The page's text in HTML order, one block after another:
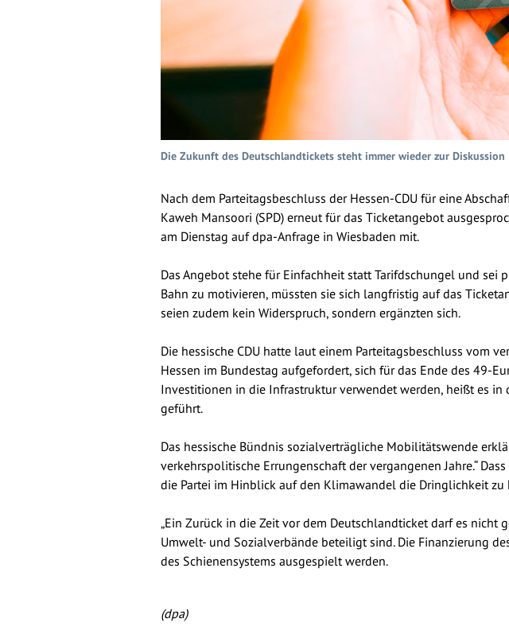
Die Zukunft des Deutschlandtickets steht immer wieder zur Diskussion
Nach dem Parteitagsbeschluss der Hessen-CDU für eine
Kaweh Mansoori (SPD) erneut für das Ticketangebot
am Dienstag auf dpa-Anfrage in Wiesbaden mit.
Das Angebot stehe für Einfachheit statt Tarifdschungel und sei
Bahn zu motivieren, müssten sie sich langfristig auf das
seien zudem kein Widerspruch, sondern ergänzten sich.
Die hessische CDU hatte laut einem Parteitagsbeschluss vom
Hessen im Bundestag aufgefordert, sich für das Ende des 49-
Investitionen in die Infrastruktur verwendet werden, heißt es in
geführt.
Das hessische Bündnis sozialverträgliche Mobilitätswende
verkehrspolitische Errungenschaft der vergangenen Jahre.“
die Partei im Hinblick auf den Klimawandel die Dringlichkeit
„Ein Zurück in die Zeit vor dem Deutschlandticket darf es nicht
Umwelt- und Sozialverbände beteiligt sind. Die Finanzierung
des Schienensystems ausgespielt werden.
(dpa)